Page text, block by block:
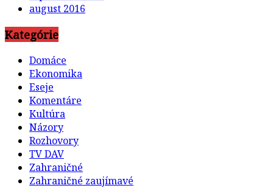
august 2016
Kategórie
Domáce
Ekonomika
Eseje
Komentáre
Kultúra
Názory
Rozhovory
TV DAV
Zahraničné
Zahraničné zaujímavé